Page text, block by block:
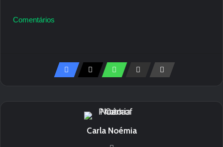
Comentários
Carla Noémia